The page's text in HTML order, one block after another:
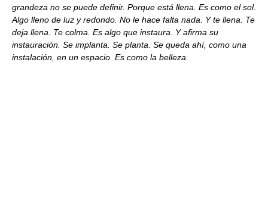
grandeza no se puede definir. Porque está llena. Es como el sol.
Algo lleno de luz y redondo. No le hace falta nada. Y te llena. Te
deja llena. Te colma. Es algo que instaura. Y afirma su
instauración. Se implanta. Se planta. Se queda ahí, como una
instalación, en un espacio. Es como la belleza.